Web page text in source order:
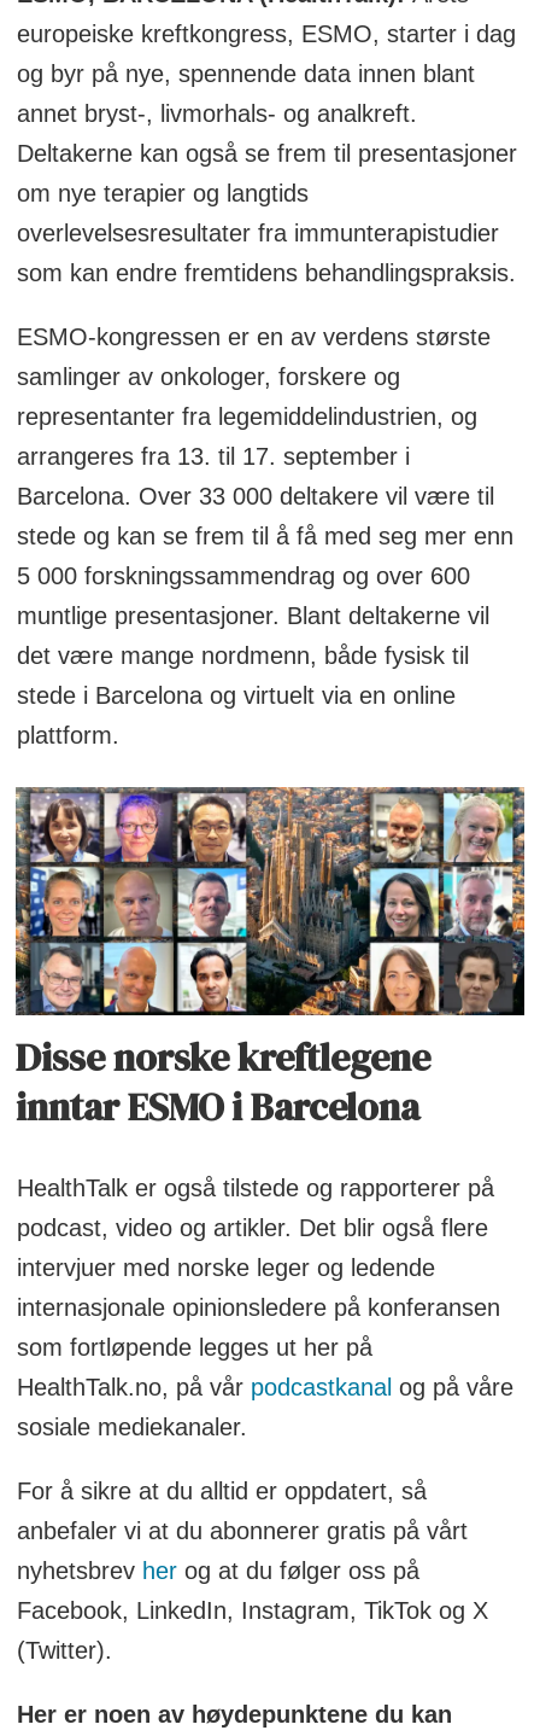
europeiske kreftkongress, ESMO, starter i dag
og byr på nye, spennende data innen blant
annet bryst-, livmorhals- og analkreft.
Deltakerne kan også se frem til presentasjoner
om nye terapier og langtids
overlevelsesresultater fra immunterapistudier
som kan endre fremtidens behandlingspraksis.
ESMO-kongressen er en av verdens største
samlinger av onkologer, forskere og
representanter fra legemiddelindustrien, og
arrangeres fra 13. til 17. september i
Barcelona. Over 33 000 deltakere vil være til
stede og kan se frem til å få med seg mer enn
5 000 forskningssammendrag og over 600
muntlige presentasjoner. Blant deltakerne vil
det være mange nordmenn, både fysisk til
stede i Barcelona og virtuelt via en online
plattform.
Disse norske kreftlegene
inntar ESMO i Barcelona
HealthTalk er også tilstede og rapporterer på
podcast, video og artikler. Det blir også flere
intervjuer med norske leger og ledende
internasjonale opinionsledere på konferansen
som fortløpende legges ut her på
HealthTalk.no, på vår podcastkanal og på våre
sosiale mediekanaler.
For å sikre at du alltid er oppdatert, så
anbefaler vi at du abonnerer gratis på vårt
nyhetsbrev herog at du følger oss på
Facebook, LinkedIn, Instagram, TikTok og X
(Twitter).
Her er noen av høydepunktene du kan